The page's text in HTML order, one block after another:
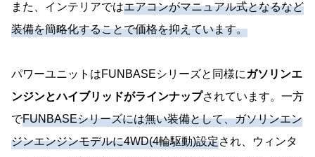
また、インテリアではエアコンがマニュアル式となるなど
装備を簡略化することで価格を抑えています。
パワーユニットはFUNBASEシリーズと同様に ガソリンエ
ンジンとハイブリッドがラインナップされています。一方
でFUNBASEシリーズには無い装備として、ガソリンエン
ジンエンジンモデルに4WD(4輪駆動)設定され、ウィンタ